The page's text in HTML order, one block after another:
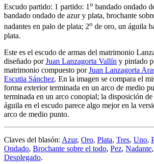
Escudo partido: 1 partido: 1o bandado ondado
bandado ondado de azur y plata, brochante
nadantes en palo de plata; 2o de oro, un águila
plata.
Este es el escudo de armas del matrimonio
diseñado porJuan Lanzagorta Vallín y pintado
matrimonio compuesto porJuan Lanzagorta
Escutia Sánchez. En la imagen se compara el
forma exterior terminada en un arco de medio
terminada en un arco conopial; la disposición de
águila en el escudo parece algo mejor en la
arco de medio punto.
Claves del blasón: Azur, Oro, Plata, Tres, Uno,
Ondado, Brochante sobre el todo, Pez, Nadante,
Desplegado.